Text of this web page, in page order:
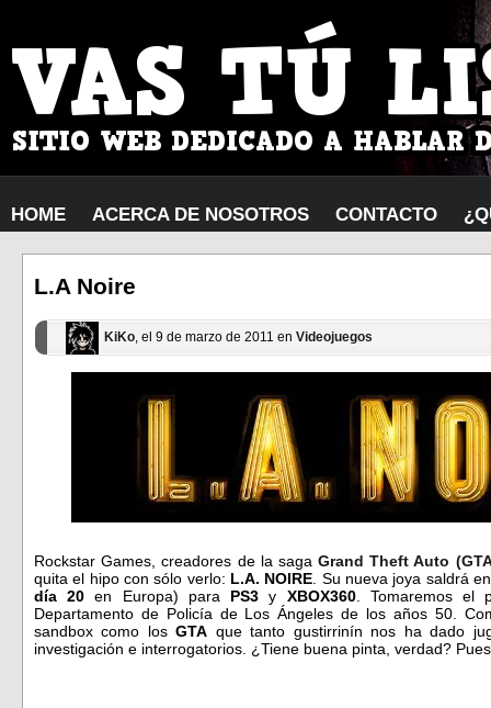
HOME ACERCA DE NOSOTROS CONTACTO
L.A Noire
KiKo, el 9 de marzo de 2011 en Videojuegos
Rockstar Games, creadores de la sagaGrand Theft Auto
quita el hipo con sólo verlo: L.A. NOIRE . Su nueva joya saldrá
día 20 en Europa) para PS3 y XBOX360. Tomaremos el
Departamento de Policía de Los Ángeles de los años 50.
sandbox como losGTA que tanto gustirrinín nos ha dado
investigación e interrogatorios. ¿Tiene buena pinta, verdad?